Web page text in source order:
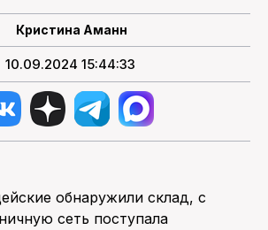
Кристина Аманн
10.09.2024 15:44:33
обнаружили склад, с
сеть поступала